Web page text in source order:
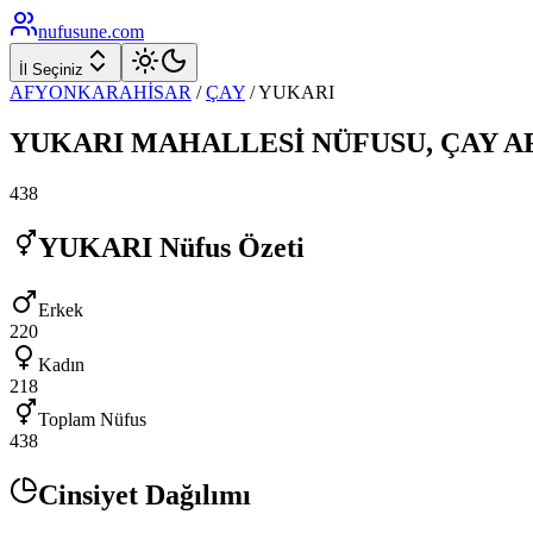
nufusune.com
İl Seçiniz
AFYONKARAHİSAR / ÇAY /YUKARI
YUKARI MAHALLESİ NÜFUSU, ÇAY
438
YUKARI Nüfus Özeti
Erkek
220
Kadın
218
Toplam Nüfus
438
Cinsiyet Dağılımı